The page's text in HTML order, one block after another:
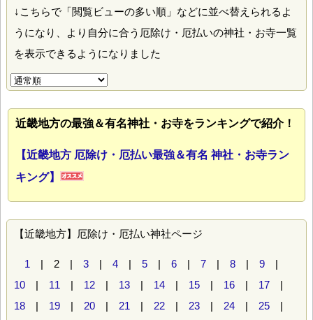
↓こちらで「閲覧ビューの多い順」などに並べ替えられるよ
うになり、より自分に合う厄除け・厄払いの神社・お寺一覧
を表示できるようになりました
近畿地方の最強＆有名神社・お寺をランキングで紹介！
【近畿地方 厄除け・厄払い最強＆有名 神社・お寺ラン
キング】
【近畿地方】厄除け・厄払い神社ページ
1 | 2 | 3 | 4 | 5 | 6 | 7 | 8 | 9 |
10 | 11 | 12 | 13 | 14 | 15 | 16 | 17 |
18 | 19 | 20 | 21 | 22 | 23 | 24 | 25 |